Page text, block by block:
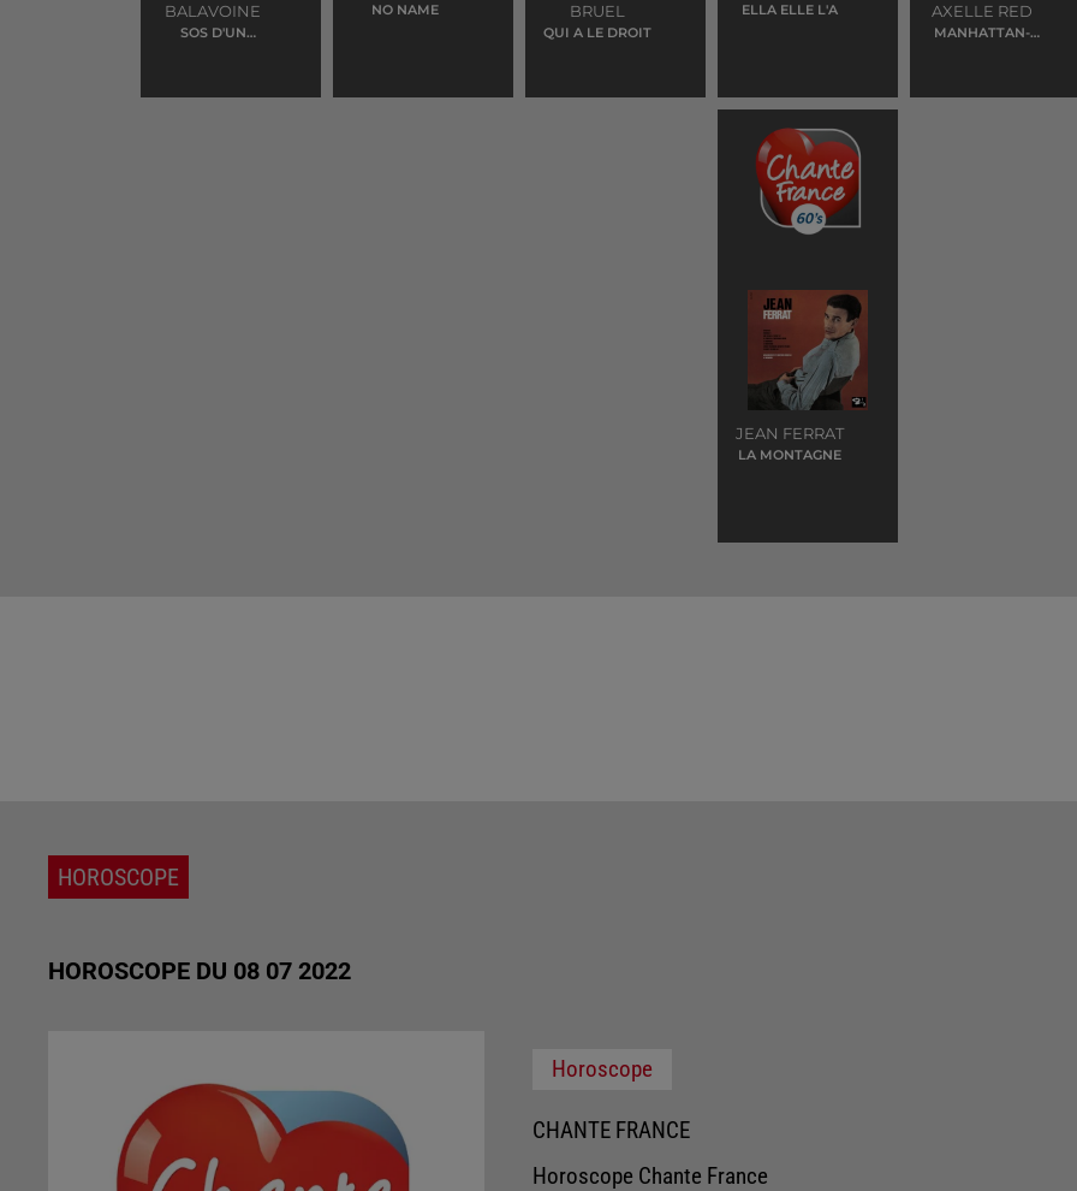
BALAVOINE
SOS D'UN
NO NAME
BRUEL
QUI A LE DROIT
ELLA ELLE L'A
AXELLE RED
MANHATTAN-
JEAN FERRAT
LA MONTAGNE
HOROSCOPE
HOROSCOPE DU 08 07 2022
Horoscope
CHANTE FRANCE
Horoscope Chante France